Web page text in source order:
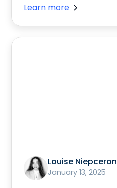
Learn more
Louise Niepceron
January 13, 2025